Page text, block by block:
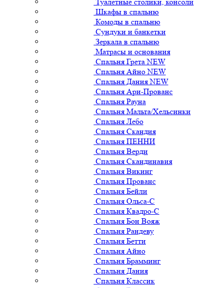
Шкафы в спальню
Комоды в спальню
Сундуки и банкетки
Зеркала в спальню
Матрасы и основания
Спальня Грета NEW
Спальня Айно NEW
Спальня Дания NEW
Спальня Ари-Прованс
Спальня Рауна
Спальня Мальта/Хельсинки
Спальня Лебо
Спальня Скандия
Спальня ПЕННИ
Спальня Верди
Спальня Скандинавия
Спальня Викинг
Спальня Прованс
Спальня Бейли
Спальня Ольса-С
Спальня Квадро-С
Спальня Бон Вояж
Спальня Рандеву
Спальня Бетти
Спальня Айно
Спальня Брамминг
Спальня Дания
Спальня Классик